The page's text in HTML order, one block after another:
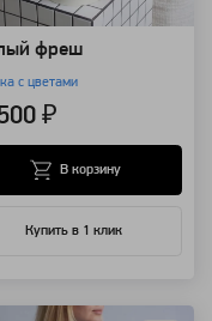
фреш
с цветами
₽
Купить в 1 клик
В корзину